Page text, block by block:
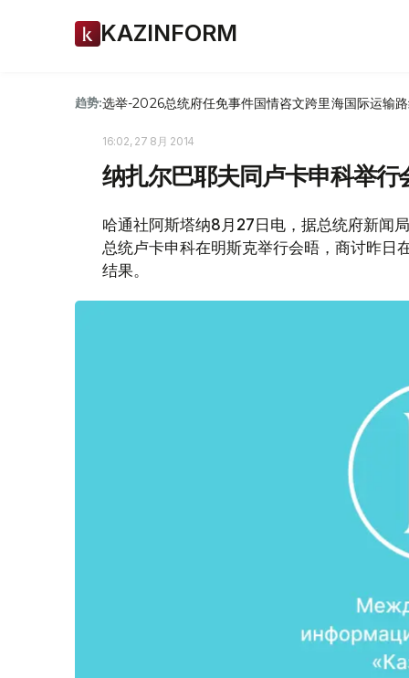
KAZINFORM
趋势:选举-2026总统府任免事件国情咨文跨里海国际运输
16:02, 27 8月 2014
纳扎尔巴耶夫同卢卡申科举
哈通社阿斯塔纳8月27日电，据总统府新闻
总统卢卡申科在明斯克举行会晤，商讨昨日
结果。